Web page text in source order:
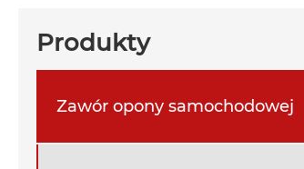
Produkty
Zawór opony samochodowej